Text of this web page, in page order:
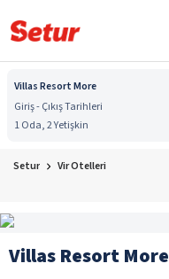
Villas Resort More
Giriş - Çıkış Tarihleri
1 Oda, 2 Yetişkin
Setur Vir Otelleri
Villas Resort More